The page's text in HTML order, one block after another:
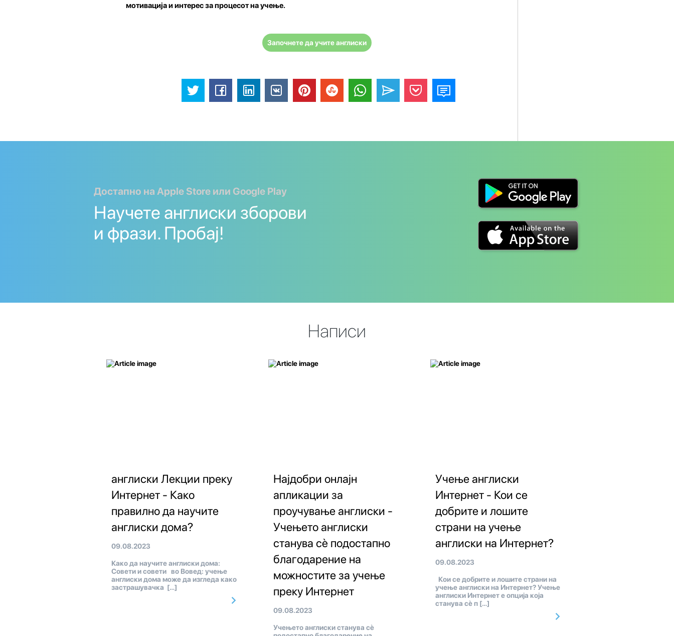
мотивација и интерес за процесот на учење.
Започнете да учите англиски
Достапно на Apple Store или Google Play
Научете англиски зборови
и фрази. Пробај!
Написи
англиски Лекции преку
Интернет - Како
правилно да научите
англиски дома?
09.08.2023
Како да научите англиски дома:
Совети и совети во Вовед: учење
англиски дома може да изгледа како
застрашувачка […]
Најдобри онлајн
апликации за
проучување англиски -
Учењето англиски
станува сè подостапно
благодарение на
можностите за учење
преку Интернет
09.08.2023
Учењето англиски станува сè
Учење англиски
Интернет - Кои се
добрите и лошите
страни на учење
англиски на Интернет?
09.08.2023
Кои се добрите и лошите страни на
учење англиски на Интернет? Учење
англиски Интернет е опција која
станува сè п […]